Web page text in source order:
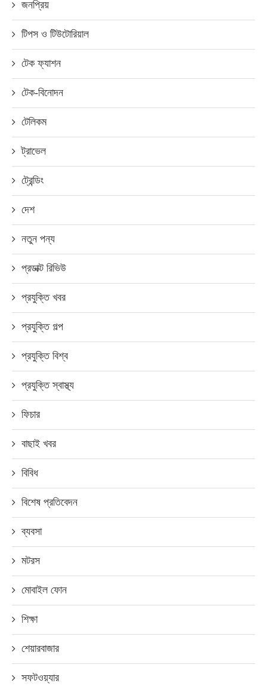
জনপ্রিয়
টিপস ও টিউটোরিয়াল
টেক ফ্যাশন
টেক-বিনোদন
টেলিকম
ট্রাভেল
ট্রেন্ডিং
দেশ
নতুন পন্য
প্রডাক্ট রিভিউ
প্রযুক্তি খবর
প্রযুক্তি গল্প
প্রযুক্তি বিশ্ব
প্রযুক্তি স্বাস্থ্য
ফিচার
বাছাই খবর
বিবিধ
বিশেষ প্রতিবেদন
ব্যবসা
মটরস
মোবাইল ফোন
শিক্ষা
শেয়ারবাজার
সফটওয়্যার